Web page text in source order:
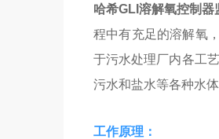
哈希GLI溶解氧控制器
程中有充足的溶解氧
于污水处理厂内各工
污水和盐水等各种水
工作原理：